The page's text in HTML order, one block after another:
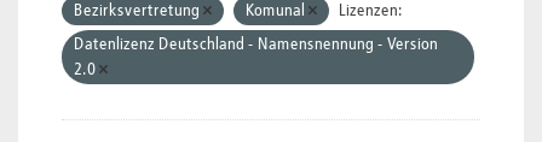
Bezirksvertretung Komunal
Lizenzen:
Datenlizenz Deutschland - Namensnennung - Version
2.0